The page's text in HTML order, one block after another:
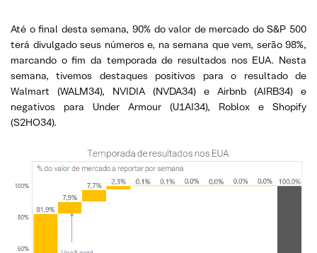
Até o final desta semana, 90% do valor de mercado do S&P 500
terá divulgado seus números e, na semana que vem, serão 98%,
marcando o fim da temporada de resultados nos EUA. Nesta
semana, tivemos destaques positivos para o resultado de
Walmart (WALM34), NVIDIA (NVDA34) e Airbnb (AIRB34) e
negativos para Under Armour (U1AI34), Roblox e Shopify
(S2HO34).